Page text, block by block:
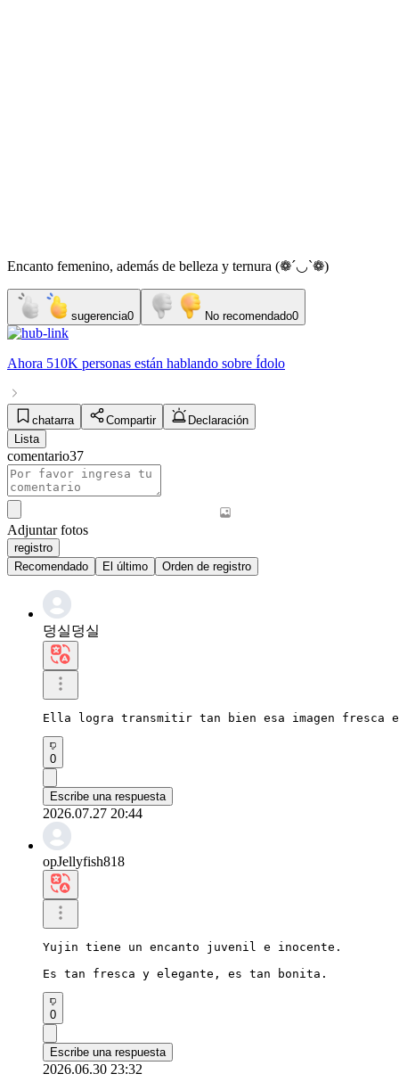
Encanto femenino, además de belleza y ternura (❁´◡`❁)
sugerencia0 No recomendado0
Ahora 510K personas están hablando sobre Ídolo
chatarra Compartir
Declaración
Lista
comentario37
Adjuntar fotos
registro
Recomendado
El último Orden de registro
덩실덩실
Ella logra transmitir tan bien esa imagen fresca
0
Escribe una respuesta
2026.07.27 20:44
opJellyfish818
Yujin tiene un encanto juvenil e inocente.
Es tan fresca y elegante, es tan bonita.
0
Escribe una respuesta
2026.06.30 23:32